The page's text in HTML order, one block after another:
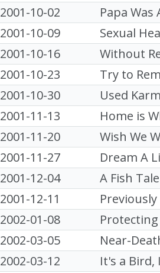
2001-10-02
Papa
2001-10-09
Sexual
2001-10-16
Without
2001-10-23
Try to
2001-10-30
Used
2001-11-13
Home is
2001-11-20
Wish We
2001-11-27
Dream A
2001-12-04
A Fish Tale
2001-12-11
2002-01-08
2002-03-05
Near-
2002-03-12
It's a Bird,